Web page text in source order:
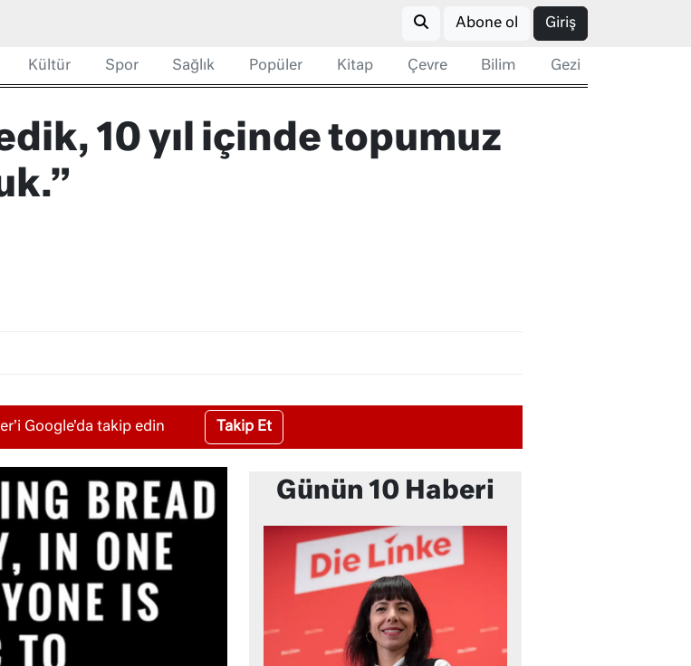
Abone ol Giriş
Kültür Spor Sağlık Popüler Kitap Çevre Bilim Gezi
10 yıl içinde topumuz
Google'da takip edin Takip Et
Günün 10 Haberi